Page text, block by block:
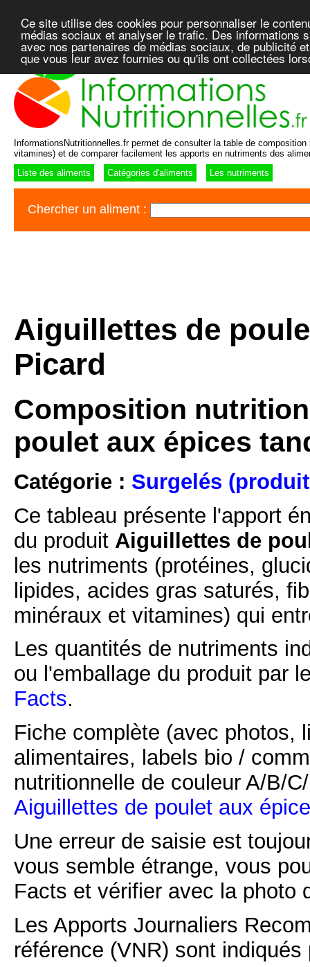
Ce site utilise des cookies pour personnaliser le
médias sociaux et analyser le trafic. Des informations
avec nos partenaires de médias sociaux, de publicité
que vous leur avez fournies ou qu'ils ont collectées
InformationsNutritionnelles.fr permet de consulter la table de
vitamines) et de comparer facilement les apports en nutriments des
Liste des aliments
Catégories d'aliments Les nutriments
Chercher un aliment :
Aiguillettes de
Picard
Composition
poulet aux épices
Catégorie : Surgelés
Ce tableau présente l'apport
du produit Aiguillettes de
les nutriments (protéines,
lipides, acides gras saturés,
minéraux et vitamines) qui
Les quantités de nutriments
ou l'emballage du produit par
Facts.
Fiche complète (avec photos,
alimentaires, labels bio /
nutritionnelle de couleur A/B/
Aiguillettes de poulet aux
Une erreur de saisie est
vous semble étrange, vous
Facts et vérifier avec la photo
Les Apports Journaliers
référence (VNR) sont